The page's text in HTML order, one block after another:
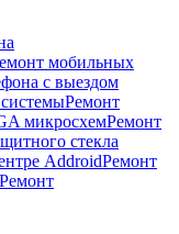
мобильных
с выездом
Ремонт
микросхемРемонт
стекла
AddroidРемонт
Ремонт